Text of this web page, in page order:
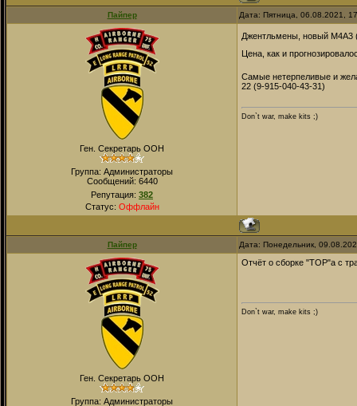
Пайпер Дата: Пятница, 06.08.2021,
Ген. Секретарь ООН
Группа: Администраторы
Сообщений: 6440
Репутация: 382
Статус: Оффлайн
Джентльмены, новый М4А3
Цена, как и
Самые нетерпеливые и
22 (9-915-040-43-31)
Don`t war, make kits ;)
Пайпер Дата: Понедельник,
Ген. Секретарь ООН
Группа: Администраторы
Отчёт о сборке "ТОР"а с
Don`t war, make kits ;)